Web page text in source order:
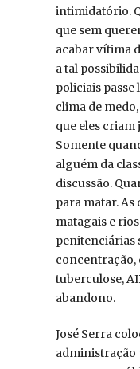
intimidatório.
que sem
acabar vítima
a tal
policiais passe
clima de
que eles criam
Somente
alguém da
discussão.
para matar.
matagais e
penitenciárias
concentração,
tuberculose,
abandono.
José Serra
administração